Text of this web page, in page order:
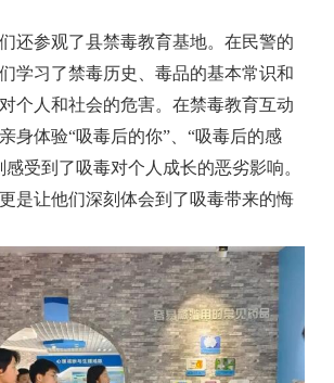
参观了县禁毒教育基地。在民警的
学习了禁毒历史、毒品的基本常识和
个人和社会的危害。在禁毒教育互动
身体验“吸毒后的你”、“吸毒后的感
感受到了吸毒对个人成长的恶劣影响。
是让他们深刻体会到了吸毒带来的悔